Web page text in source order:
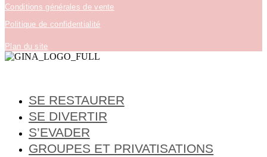
Conditions générales de vente
Politique de confidentialité
Plan du site
SE RESTAURER
SE DIVERTIR
S’EVADER
GROUPES ET PRIVATISATIONS